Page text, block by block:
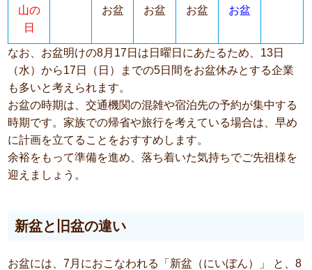
山の
日
お盆
お盆
お盆
お盆
なお、お盆明けの8月17日は日曜日にあたるため、13日
（水）から17日（日）までの5日間をお盆休みとする企業
も多いと考えられます。
お盆の時期は、交通機関の混雑や宿泊先の予約が集中する
時期です。家族での帰省や旅行を考えている場合は、早め
に計画を立てることをおすすめします。
余裕をもって準備を進め、落ち着いた気持ちでご先祖様を
迎えましょう。
新盆と旧盆の違い
お盆には、7月におこなわれる「新盆（にいぼん）」 と、8